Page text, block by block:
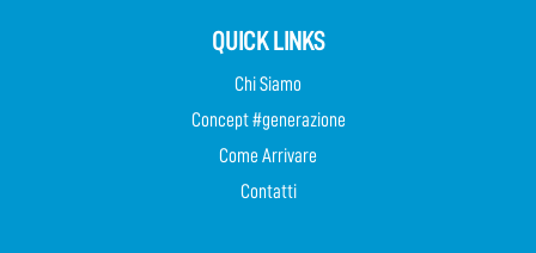
QUICK LINKS
Chi Siamo
Concept #generazione
Come Arrivare
Contatti